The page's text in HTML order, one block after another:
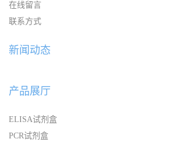
在线留言
联系方式
新闻动态
产品展厅
ELISA试剂盒
PCR试剂盒